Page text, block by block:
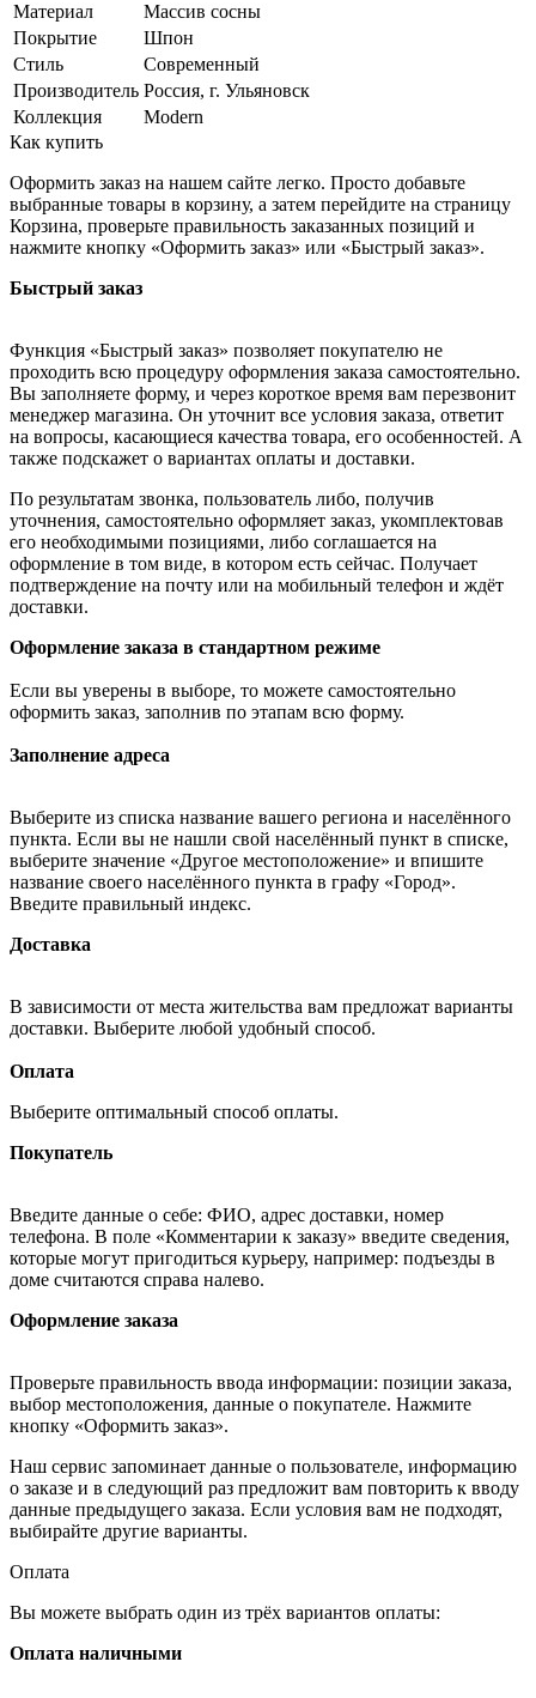
Материал
Массив сосны
Покрытие
Шпон
Стиль
Современный
Производитель Россия, г. Ульяновск
Коллекция
Modern
Как купить
Оформить заказ на нашем сайте легко. Просто добавьте
выбранные товары в корзину, а затем перейдите на страницу
Корзина, проверьте правильность заказанных позиций и
нажмите кнопку «Оформить заказ» или «Быстрый заказ».
Быстрый заказ
Функция «Быстрый заказ» позволяет покупателю не
проходить всю процедуру оформления заказа самостоятельно.
Вы заполняете форму, и через короткое время вам перезвонит
менеджер магазина. Он уточнит все условия заказа, ответит
на вопросы, касающиеся качества товара, его особенностей. А
также подскажет о вариантах оплаты и доставки.
По результатам звонка, пользователь либо, получив
уточнения, самостоятельно оформляет заказ, укомплектовав
его необходимыми позициями, либо соглашается на
оформление в том виде, в котором есть сейчас. Получает
подтверждение на почту или на мобильный телефон и ждёт
доставки.
Оформление заказа в стандартном режиме
Если вы уверены в выборе, то можете самостоятельно
оформить заказ, заполнив по этапам всю форму.
Заполнение адреса
Выберите из списка название вашего региона и населённого
пункта. Если вы не нашли свой населённый пункт в списке,
выберите значение «Другое местоположение» и впишите
название своего населённого пункта в графу «Город».
Введите правильный индекс.
Доставка
В зависимости от места жительства вам предложат варианты
доставки. Выберите любой удобный способ.
Оплата
Выберите оптимальный способ оплаты.
Покупатель
Введите данные о себе: ФИО, адрес доставки, номер
телефона. В поле «Комментарии к заказу» введите сведения,
которые могут пригодиться курьеру, например: подъезды в
доме считаются справа налево.
Оформление заказа
Проверьте правильность ввода информации: позиции заказа,
выбор местоположения, данные о покупателе. Нажмите
кнопку «Оформить заказ».
Наш сервис запоминает данные о пользователе, информацию
о заказе и в следующий раз предложит вам повторить к вводу
данные предыдущего заказа. Если условия вам не подходят,
выбирайте другие варианты.
Оплата
Вы можете выбрать один из трёх вариантов оплаты:
Оплата наличными